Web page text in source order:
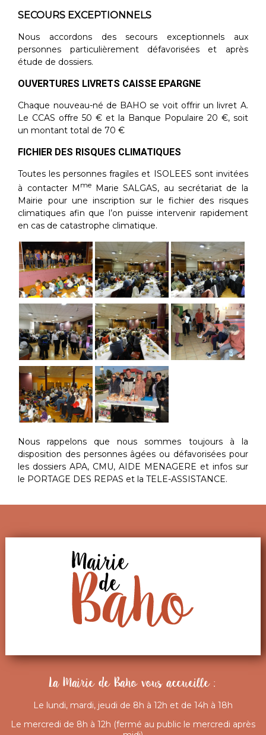
SECOURS EXCEPTIONNELS
Nous accordons des secours exceptionnels aux
personnes particulièrement défavorisées et après
étude de dossiers.
OUVERTURES LIVRETS CAISSE EPARGNE
Chaque nouveau-né de BAHO se voit offrir un livret A.
Le CCAS offre 50 € et la Banque Populaire 20 €, soit
un montant total de 70 €
FICHIER DES RISQUES CLIMATIQUES
Toutes les personnes fragiles et ISOLEES sont invitées
à contacter M meMarie SALGAS, au secrétariat de la
Mairie pour une inscription sur le fichier des risques
climatiques afin que l’on puisse intervenir rapidement
en cas de catastrophe climatique.
Nous rappelons que nous sommes toujours à la
disposition des personnes âgées ou défavorisées pour
les dossiers APA, CMU, AIDE MENAGERE et infos sur
le PORTAGE DES REPAS et la TELE-ASSISTANCE.
La Mairie de Baho vous accueille :
Le lundi, mardi, jeudi de 8h à 12h et de 14h à 18h
Le mercredi de 8h à 12h (fermé au public le mercredi après